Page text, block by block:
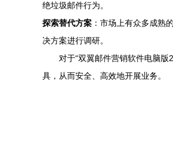
绝垃圾邮件行为。
探索替代方案 ：市场上有众多成熟
决方案进行调研。
对于“双翼邮件营销软件电脑
具，从而安全、高效地开展业务。